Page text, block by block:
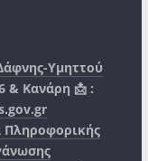
Υμηττού
& Κανάρη 📩 :
Πληροφορικής